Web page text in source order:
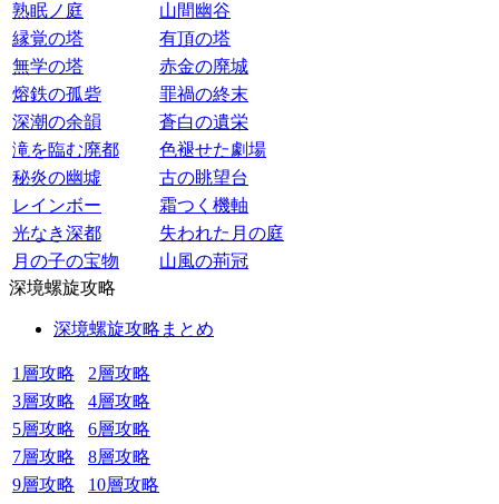
熟眠ノ庭
山間幽谷
縁覚の塔
有頂の塔
無学の塔
赤金の廃城
熔鉄の孤砦
罪禍の終末
深潮の余韻
蒼白の遺栄
滝を臨む廃都
色褪せた劇場
秘炎の幽墟
古の眺望台
レインボー
霜つく機軸
光なき深都
失われた月の庭
月の子の宝物
山風の荊冠
深境螺旋攻略
深境螺旋攻略まとめ
1層攻略
2層攻略
3層攻略
4層攻略
5層攻略
6層攻略
7層攻略
8層攻略
9層攻略
10層攻略